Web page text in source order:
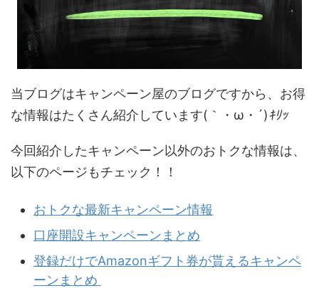
当ブログはキャンペーン屋のブログですから、お得
な情報はたくさん紹介しています(｀・ω・´)ｷﾘｯ
今回紹介したキャンペーン以外のおトクな情報は、
以下のページもチェック！！
おトクな最新キャンペーン情報
口座開設キャンペーンまとめ
登録だけでAmazonギフト券が貰えるキャンペ
ーンまとめ